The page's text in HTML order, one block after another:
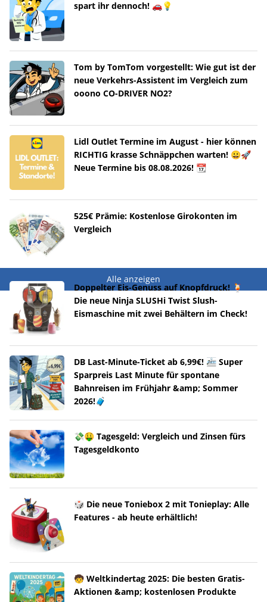
spart ihr dennoch! 🚗💡
Tom by TomTom vorgestellt: Wie gut ist der
neue Verkehrs-Assistent im Vergleich zum
ooono CO-DRIVER NO2?
Lidl Outlet Termine im August - hier können
RICHTIG krasse Schnäppchen warten! 😀🚀
Neue Termine bis 08.08.2026! 📆
525€ Prämie: Kostenlose Girokonten im
Vergleich
Alle anzeigen
Doppelter Eis-Genuss auf Knopfdruck! 🍹
Die neue Ninja SLUSHi Twist Slush-
Eismaschine mit zwei Behältern im Check!
DB Last-Minute-Ticket ab 6,99€! 🚈 Super
Sparpreis Last Minute für spontane
Bahnreisen im Frühjahr &amp; Sommer
2026!🧳
💸🤑 Tagesgeld: Vergleich und Zinsen fürs
Tagesgeldkonto
🎲 Die neue Toniebox 2 mit Tonieplay: Alle
Features - ab heute erhältlich!
🧒 Weltkindertag 2025: Die besten Gratis-
Aktionen &amp; kostenlosen Produkte